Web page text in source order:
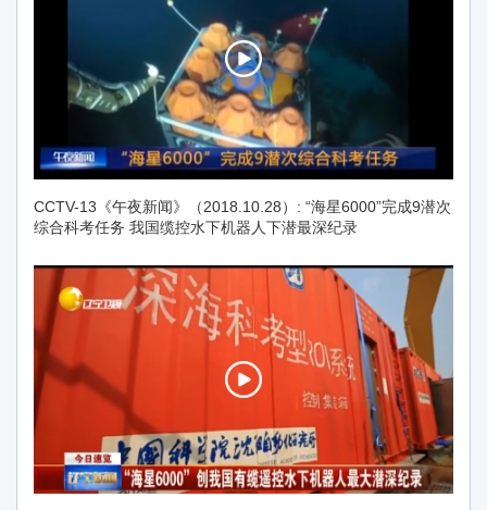
CCTV-13《午夜新闻》（2018.10.28）: “海星6000”完成9潜次
综合科考任务 我国缆控水下机器人下潜最深纪录